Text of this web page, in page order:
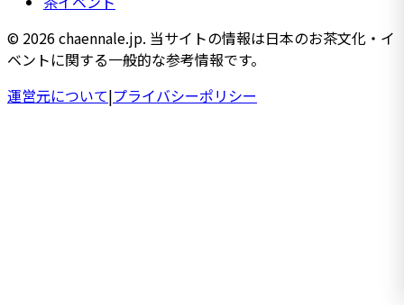
© 2026 chaennale.jp. 当サイトの情報は日本のお茶文化・イ
ベントに関する一般的な参考情報です。
運営元について|プライバシーポリシー